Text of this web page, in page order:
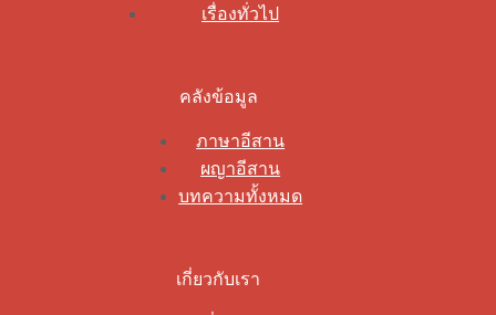
เรื่องทั่วไป
คลังข้อมูล
ภาษาอีสาน
ผญาอีสาน
บทความทั้งหมด
เกี่ยวกับเรา